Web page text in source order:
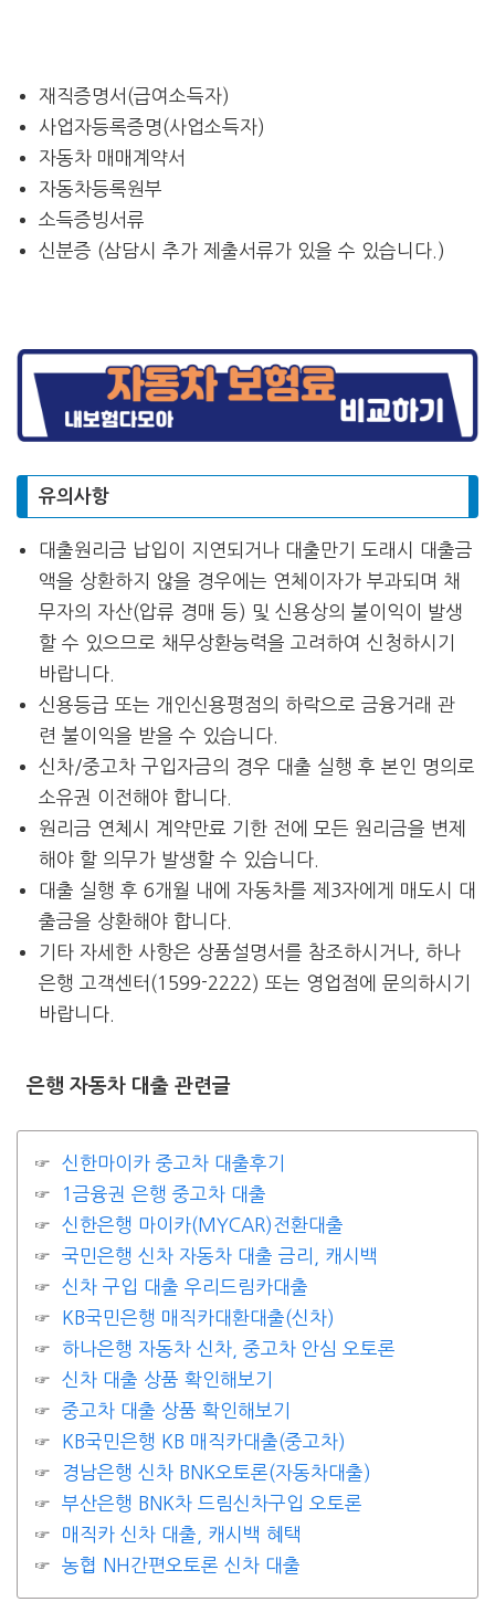
재직증명서(급여소득자)
사업자등록증명(사업소득자)
자동차 매매계약서
자동차등록원부
소득증빙서류
신분증 (삼담시 추가 제출서류가 있을 수 있습니다.)
유의사항
대출원리금 납입이 지연되거나 대출만기 도래시 대출금
액을 상환하지 않을 경우에는 연체이자가 부과되며 채
무자의 자산(압류 경매 등) 및 신용상의 불이익이 발생
할 수 있으므로 채무상환능력을 고려하여 신청하시기
바랍니다.
신용등급 또는 개인신용평점의 하락으로 금융거래 관
련 불이익을 받을 수 있습니다.
신차/중고차 구입자금의 경우 대출 실행 후 본인 명의로
소유권 이전해야 합니다.
원리금 연체시 계약만료 기한 전에 모든 원리금을 변제
해야 할 의무가 발생할 수 있습니다.
대출 실행 후 6개월 내에 자동차를 제3자에게 매도시 대
출금을 상환해야 합니다.
기타 자세한 사항은 상품설명서를 참조하시거나, 하나
은행 고객센터(1599-2222) 또는 영업점에 문의하시기
바랍니다.
은행 자동차 대출 관련글
신한마이카 중고차 대출후기
1금융권 은행 중고차 대출
신한은행 마이카(MYCAR)전환대출
국민은행 신차 자동차 대출 금리, 캐시백
신차 구입 대출 우리드림카대출
KB국민은행 매직카대환대출(신차)
하나은행 자동차 신차, 중고차 안심 오토론
신차 대출 상품 확인해보기
중고차 대출 상품 확인해보기
KB국민은행 KB 매직카대출(중고차)
경남은행 신차 BNK오토론(자동차대출)
부산은행 BNK차 드림신차구입 오토론
매직카 신차 대출, 캐시백 혜택
농협 NH간편오토론 신차 대출